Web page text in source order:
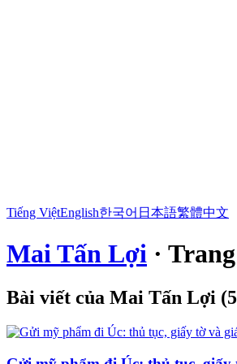
Tiếng ViệtEnglish한국어 日本語繁體中文
Mai Tấn Lợi ·
Bài viết của Mai Tấn Lợi